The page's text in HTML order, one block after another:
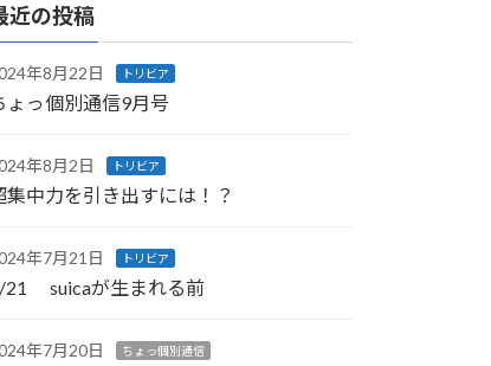
近の投稿
年8月22日 トリビア
ょっ個別通信9月号
年8月2日 トリビア
集中力を引き出すには！？
年7月21日 トリビア
21 suicaが生まれる前
年7月20日 ちょっ個別通信